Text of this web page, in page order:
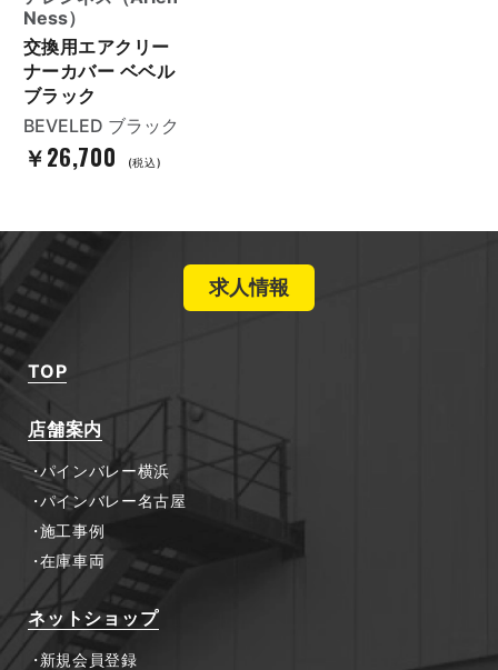
Ness）
交換用エアクリー
ナーカバー ベベル
ブラック
BEVELED ブラック
￥26,700 (税込)
求人情報
TOP
店舗案内
パインバレー横浜
パインバレー名古屋
施工事例
在庫車両
ネットショップ
新規会員登録